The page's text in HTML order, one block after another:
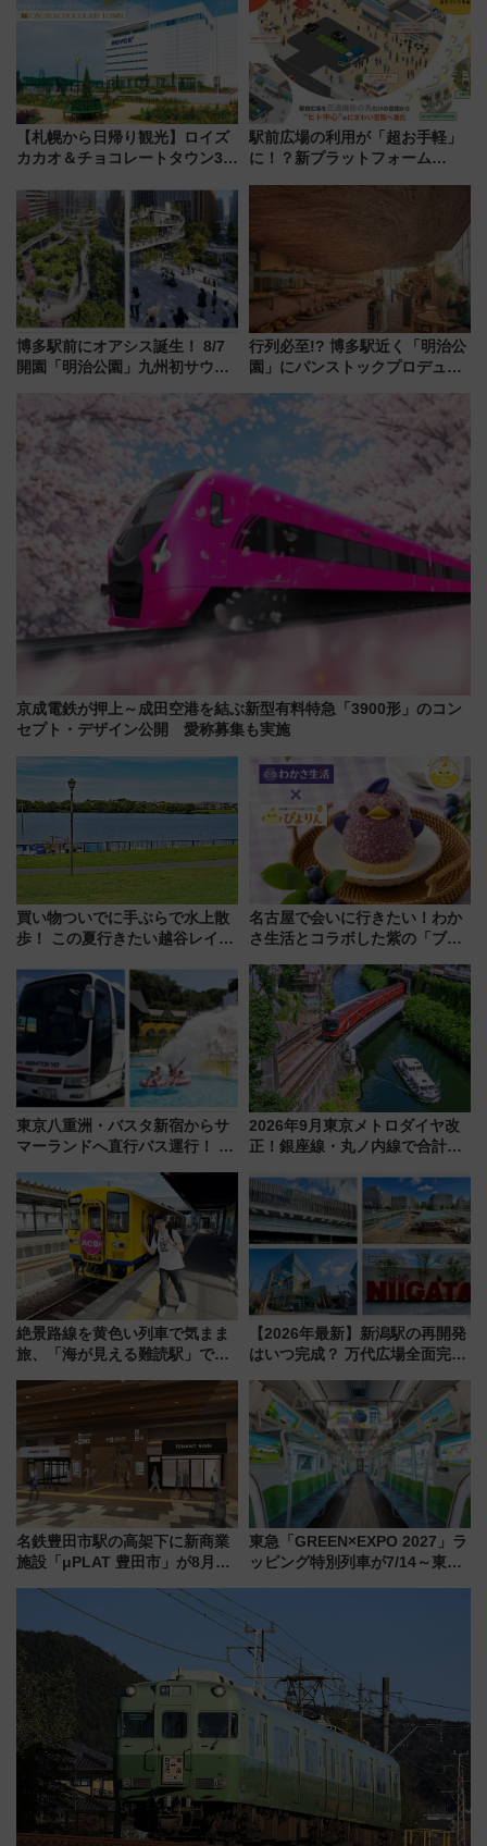
【札幌から日帰り観光】ロイズ
カカオ＆チョコレートタウン3周
詰め放題を開催、ロイズタウン
駅からのアクセスも
駅前広場の利用が「超お手軽」
に！？新プラットフォーム
博多駅前にオアシス誕生！ 8/7
開園「明治公園」九州初サウナ
品グルメ登場で駅前の過ごし方
はどう変わる？
行列必至!? 博多駅近く「明治公
園」にパンストックプロデュー
オープン 秋からはビストロ営業
も！
京成電鉄が押上～成田空港を結ぶ新型有料特急「3900形」のコン
セプト・デザイン公開 愛称募集も実施
買い物ついでに手ぶらで水上散
歩！ この夏行きたい越谷レイク
ア「LAKESIDE PARK」（埼玉
県越谷市）
名古屋で会いに行きたい！わか
さ生活とコラボした紫の「ブル
売
東京八重洲・バスタ新宿からサ
マーランドへ直行バス運行！ お
推し活を楽しもう！（2026年
8/1～31）
2026年9月東京メトロダイヤ改
正！銀座線・丸ノ内線で合計
待
絶景路線を黄色い列車で気まま
旅、「海が見える難読駅」で幸
「新・鉄道ひとり旅」279回目
の舞台は「島原鉄道」
【2026年最新】新潟駅の再開発
はいつ完成？ 万代広場全面完成
開発、バスタ新潟構想まで徹底
解説！
名鉄豊田市駅の高架下に新商業
施設「μPLAT 豊田市」が8月26
たな玄関口へ
東急「GREEN×EXPO 2027」ラ
ッピング特別列車が7/14～東
め